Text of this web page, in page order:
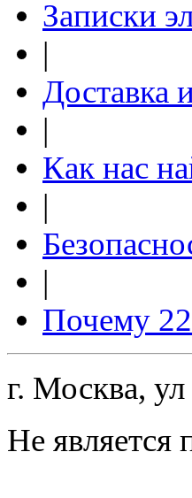
Записки
|
Доставка
|
Как нас
|
|
Почему
г. Москва,
Не является